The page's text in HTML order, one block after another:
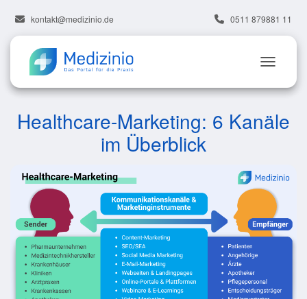
kontakt@medizinio.de 0511 879881 11
Healthcare-Marketing: 6 Kanäle
im Überblick